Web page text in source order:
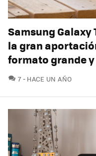
Samsung Galaxy
la gran
formato grande
7COMENTARIOS
HACE UN AÑO